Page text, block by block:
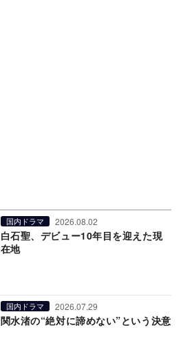
国内ドラマ 2026.08.02
白石聖、デビュー10年目を迎えた現
在地
国内ドラマ 2026.07.29
関水渚の“絶対に諦めない”という決意